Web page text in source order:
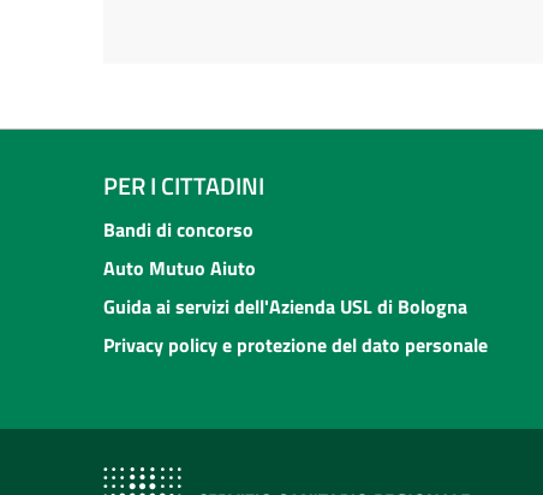
PER I CITTADINI
Bandi di concorso
Auto Mutuo Aiuto
Guida ai servizi dell'Azienda USL di Bologna
Privacy policy e protezione del dato personale